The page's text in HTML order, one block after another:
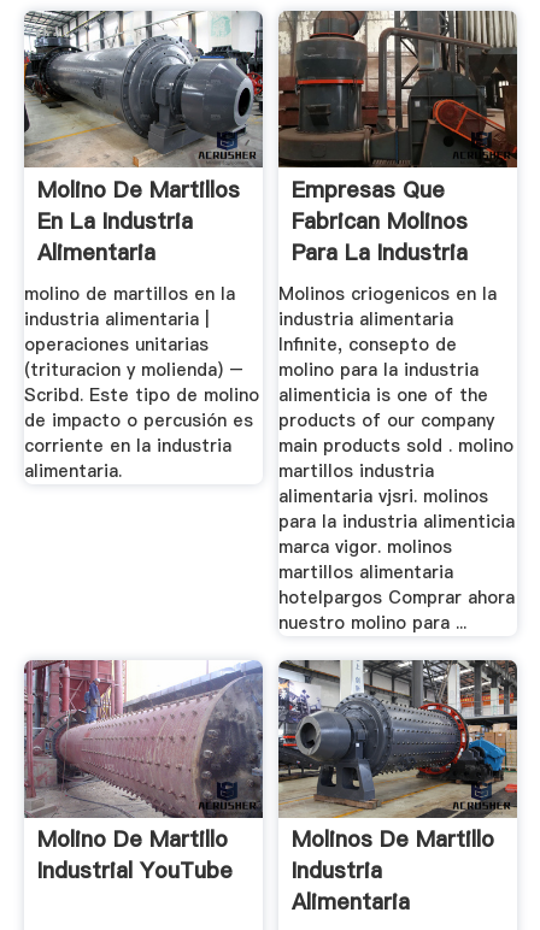
Molino De Martillos
En La Industria
Alimentaria
molino de martillos en la
industria alimentaria |
operaciones unitarias
(trituracion y molienda) –
Scribd. Este tipo de molino
de impacto o percusión es
corriente en la industria
alimentaria.
Empresas Que
Fabrican Molinos
Para La Industria
Alimentaria
Molinos criogenicos en la
industria alimentaria
Infinite, consepto de
molino para la industria
alimenticia is one of the
products of our company
main products sold . molino
martillos industria
alimentaria vjsri. molinos
para la industria alimenticia
marca vigor. molinos
martillos alimentaria
hotelpargos Comprar ahora
nuestro molino para ...
Molino De Martillo
Industrial YouTube
Molinos De Martillo
Industria
Alimentaria